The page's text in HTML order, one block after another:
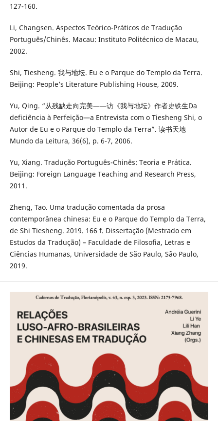
127-160.
Li, Changsen. Aspectos Teórico-Práticos de Tradução
Português/Chinês. Macau: Instituto Politécnico de Macau,
2002.
Shi, Tiesheng. 我与地坛. Eu e o Parque do Templo da Terra.
Beijing: People’s Literature Publishing House, 2009.
Yu, Qing. “从残缺走向完美——访《我与地坛》作者史铁生Da
deficiência à Perfeição—a Entrevista com o Tiesheng Shi, o
Autor de Eu e o Parque do Templo da Terra”. 读书天地
Mundo da Leitura, 36(6), p. 6-7, 2006.
Yu, Xiang. Tradução Português-Chinês: Teoria e Prática.
Beijing: Foreign Language Teaching and Research Press,
2011.
Zheng, Tao. Uma tradução comentada da prosa
contemporânea chinesa: Eu e o Parque do Templo da Terra,
de Shi Tiesheng. 2019. 166 f. Dissertação (Mestrado em
Estudos da Tradução) – Faculdade de Filosofia, Letras e
Ciências Humanas, Universidade de São Paulo, São Paulo,
2019.